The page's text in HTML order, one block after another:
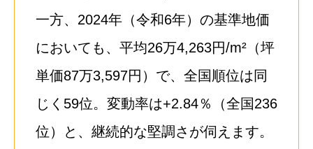
一方、2024年（令和6年）の基準地価
においても、平均26万4,263円/m²（坪
単価87万3,597円）で、全国順位は同
じく59位。変動率は+2.84％（全国236
位）と、継続的な堅調さが伺えます。